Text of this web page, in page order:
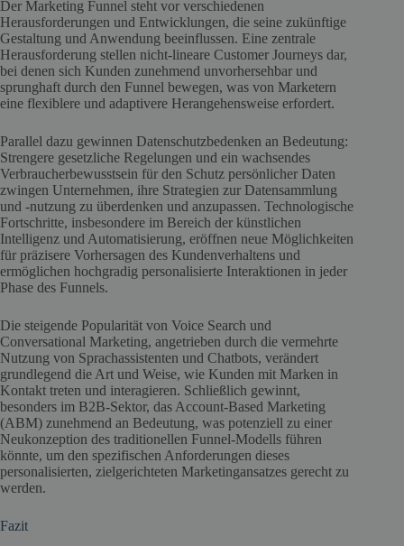
Der Marketing Funnel steht vor verschiedenen
Herausforderungen und Entwicklungen, die seine zukünftige
Gestaltung und Anwendung beeinflussen. Eine zentrale
Herausforderung stellen nicht-lineare Customer Journeys dar,
bei denen sich Kunden zunehmend unvorhersehbar und
sprunghaft durch den Funnel bewegen, was von Marketern
eine flexiblere und adaptivere Herangehensweise erfordert.
Parallel dazu gewinnen Datenschutzbedenken an Bedeutung:
Strengere gesetzliche Regelungen und ein wachsendes
Verbraucherbewusstsein für den Schutz persönlicher Daten
zwingen Unternehmen, ihre Strategien zur Datensammlung
und -nutzung zu überdenken und anzupassen. Technologische
Fortschritte, insbesondere im Bereich der künstlichen
Intelligenz und Automatisierung, eröffnen neue Möglichkeiten
für präzisere Vorhersagen des Kundenverhaltens und
ermöglichen hochgradig personalisierte Interaktionen in jeder
Phase des Funnels.
Die steigende Popularität von Voice Search und
Conversational Marketing, angetrieben durch die vermehrte
Nutzung von Sprachassistenten und Chatbots, verändert
grundlegend die Art und Weise, wie Kunden mit Marken in
Kontakt treten und interagieren. Schließlich gewinnt,
besonders im B2B-Sektor, das Account-Based Marketing
(ABM) zunehmend an Bedeutung, was potenziell zu einer
Neukonzeption des traditionellen Funnel-Modells führen
könnte, um den spezifischen Anforderungen dieses
personalisierten, zielgerichteten Marketingansatzes gerecht zu
werden.
Fazit